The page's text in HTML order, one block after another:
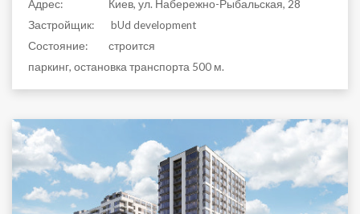
Aдрес:
Киев, ул. Набережно-Рыбальская, 28
Застройщик:
bUd development
Состояние:
строится
паркинг, остановка транспорта 500 м.